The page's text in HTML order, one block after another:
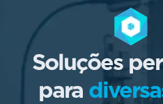
Soluções
para